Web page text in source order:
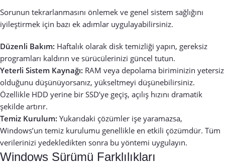
Sorunun tekrarlanmasını önlemek ve genel sistem sağlığını
iyileştirmek için bazı ek adımlar uygulayabilirsiniz.
Düzenli Bakım: Haftalık olarak disk temizliği yapın, gereksiz
programları kaldırın ve sürücülerinizi güncel tutun.
Yeterli Sistem Kaynağı: RAM veya depolama biriminizin yetersiz
olduğunu düşünüyorsanız, yükseltmeyi düşünebilirsiniz.
Özellikle HDD yerine bir SSD’ye geçiş, açılış hızını dramatik
şekilde artırır.
Temiz Kurulum: Yukarıdaki çözümler işe yaramazsa,
Windows’un temiz kurulumu genellikle en etkili çözümdür. Tüm
verilerinizi yedekledikten sonra bu yöntemi uygulayın.
Windows Sürümü Farklılıkları